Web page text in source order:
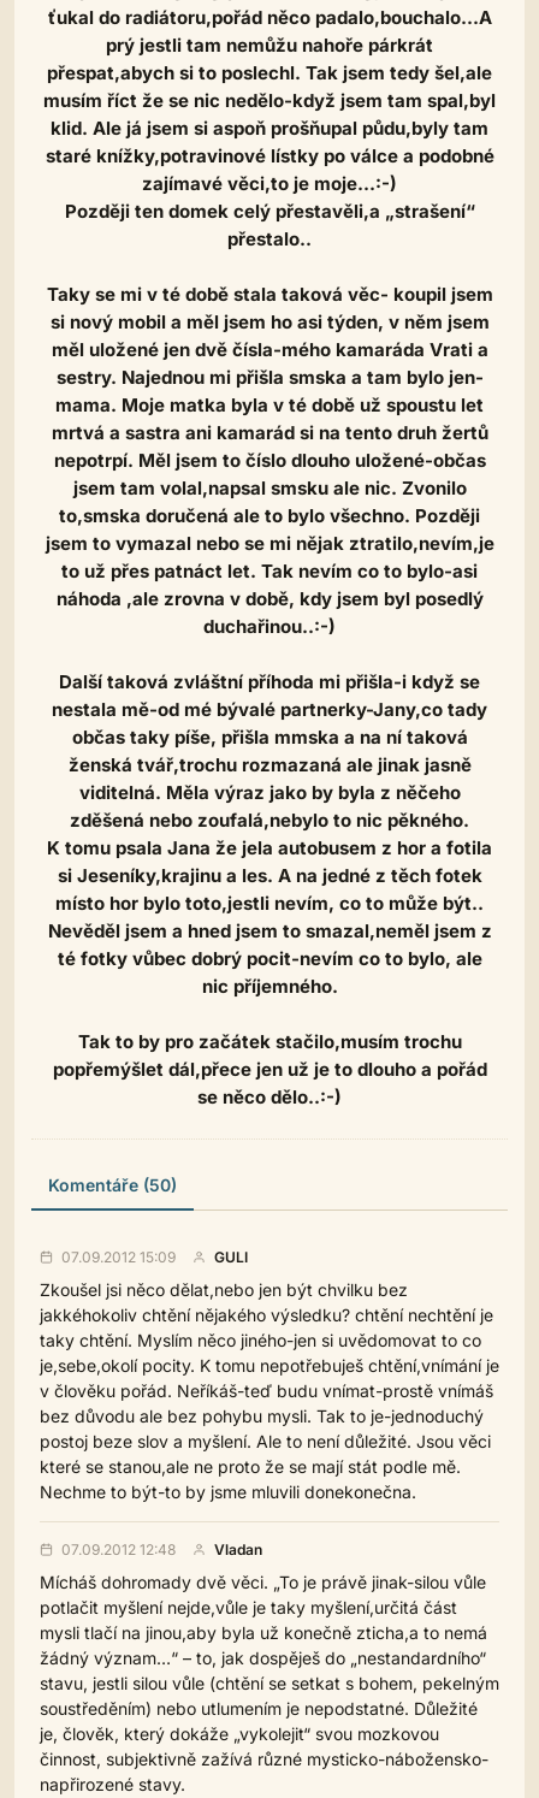
ťukal do radiátoru,pořád něco padalo,bouchalo...A
prý jestli tam nemůžu nahoře párkrát
přespat,abych si to poslechl. Tak jsem tedy šel,ale
musím říct že se nic nedělo-když jsem tam spal,byl
klid. Ale já jsem si aspoň prošňupal půdu,byly tam
staré knížky,potravinové lístky po válce a podobné
zajímavé věci,to je moje...:-)
Později ten domek celý přestavěli,a „strašení“
přestalo..
Taky se mi v té době stala taková věc- koupil jsem
si nový mobil a měl jsem ho asi týden, v něm jsem
měl uložené jen dvě čísla-mého kamaráda Vrati a
sestry. Najednou mi přišla smska a tam bylo jen-
mama. Moje matka byla v té době už spoustu let
mrtvá a sastra ani kamarád si na tento druh žertů
nepotrpí. Měl jsem to číslo dlouho uložené-občas
jsem tam volal,napsal smsku ale nic. Zvonilo
to,smska doručená ale to bylo všechno. Později
jsem to vymazal nebo se mi nějak ztratilo,nevím,je
to už přes patnáct let. Tak nevím co to bylo-asi
náhoda ,ale zrovna v době, kdy jsem byl posedlý
duchařinou..:-)
Další taková zvláštní příhoda mi přišla-i když se
nestala mě-od mé bývalé partnerky-Jany,co tady
občas taky píše, přišla mmska a na ní taková
ženská tvář,trochu rozmazaná ale jinak jasně
viditelná. Měla výraz jako by byla z něčeho
zděšená nebo zoufalá,nebylo to nic pěkného.
K tomu psala Jana že jela autobusem z hor a fotila
si Jeseníky,krajinu a les. A na jedné z těch fotek
místo hor bylo toto,jestli nevím, co to může být..
Nevěděl jsem a hned jsem to smazal,neměl jsem z
té fotky vůbec dobrý pocit-nevím co to bylo, ale
nic příjemného.
Tak to by pro začátek stačilo,musím trochu
popřemýšlet dál,přece jen už je to dlouho a pořád
se něco dělo..:-)
Komentáře (50)
07.09.2012 15:09 GULI
Zkoušel jsi něco dělat,nebo jen být chvilku bez
jakkéhokoliv chtění nějakého výsledku? chtění nechtění je
taky chtění. Myslím něco jiného-jen si uvědomovat to co
je,sebe,okolí pocity. K tomu nepotřebuješ chtění,vnímání je
v člověku pořád. Neříkáš-teď budu vnímat-prostě vnímáš
bez důvodu ale bez pohybu mysli. Tak to je-jednoduchý
postoj beze slov a myšlení. Ale to není důležité. Jsou věci
které se stanou,ale ne proto že se mají stát podle mě.
Nechme to být-to by jsme mluvili donekonečna.
07.09.2012 12:48 Vladan
Mícháš dohromady dvě věci. „To je právě jinak-silou vůle
potlačit myšlení nejde,vůle je taky myšlení,určitá část
mysli tlačí na jinou,aby byla už konečně zticha,a to nemá
žádný význam…“ – to, jak dospěješ do „nestandardního“
stavu, jestli silou vůle (chtění se setkat s bohem, pekelným
soustředěním) nebo utlumením je nepodstatné. Důležité
je, člověk, který dokáže „vykolejit“ svou mozkovou
činnost, subjektivně zažívá různé mysticko-nábožensko-
napřirozené stavy.